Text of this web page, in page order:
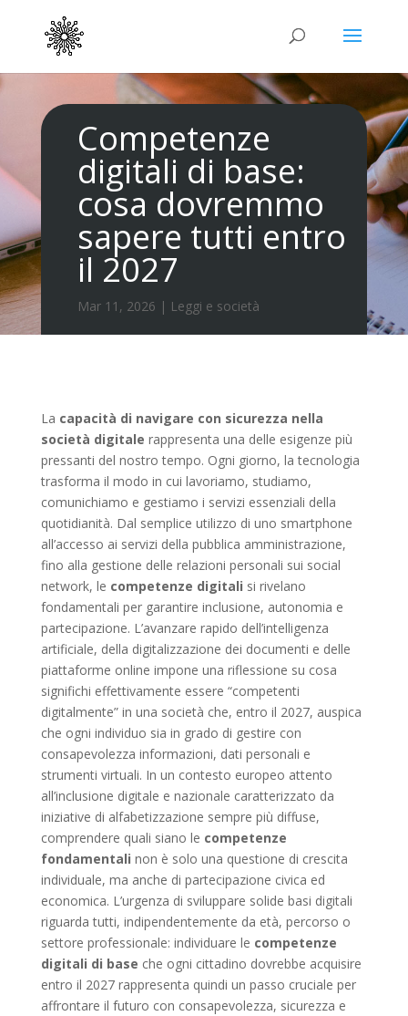
Competenze
digitali di base:
cosa dovremmo
sapere tutti entro
il 2027
Mar 11, 2026 | Leggi e società
La capacità di navigare con sicurezza nella
società digitale rappresenta una delle esigenze più
pressanti del nostro tempo. Ogni giorno, la tecnologia
trasforma il modo in cui lavoriamo, studiamo,
comunichiamo e gestiamo i servizi essenziali della
quotidianità. Dal semplice utilizzo di uno smartphone
all’accesso ai servizi della pubblica amministrazione,
fino alla gestione delle relazioni personali sui social
network, le competenze digitali si rivelano
fondamentali per garantire inclusione, autonomia e
partecipazione. L’avanzare rapido dell’intelligenza
artificiale, della digitalizzazione dei documenti e delle
piattaforme online impone una riflessione su cosa
significhi effettivamente essere “competenti
digitalmente” in una società che, entro il 2027, auspica
che ogni individuo sia in grado di gestire con
consapevolezza informazioni, dati personali e
strumenti virtuali. In un contesto europeo attento
all’inclusione digitale e nazionale caratterizzato da
iniziative di alfabetizzazione sempre più diffuse,
comprendere quali siano le competenze
fondamentali non è solo una questione di crescita
individuale, ma anche di partecipazione civica ed
economica. L’urgenza di sviluppare solide basi digitali
riguarda tutti, indipendentemente da età, percorso o
settore professionale: individuare le competenze
digitali di base che ogni cittadino dovrebbe acquisire
entro il 2027 rappresenta quindi un passo cruciale per
affrontare il futuro con consapevolezza, sicurezza e